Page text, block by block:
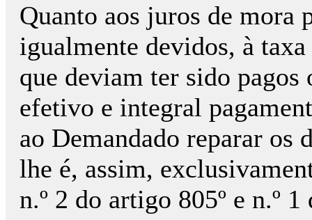
Quanto aos juros de mora
igualmente devidos, à
que deviam ter sido pagos
efetivo e integral
ao Demandado reparar os
lhe é, assim,
n.º 2 do artigo 805º e n.º